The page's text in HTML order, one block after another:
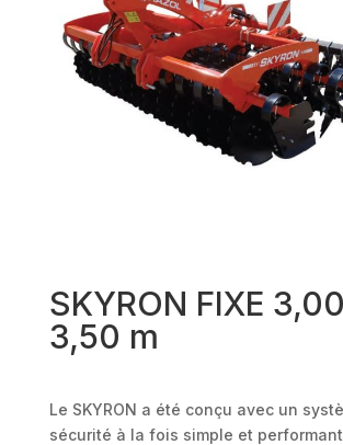
SKYRON FIXE
3,50 m
Le SKYRON a été conçu avec un
sécurité à la fois simple et